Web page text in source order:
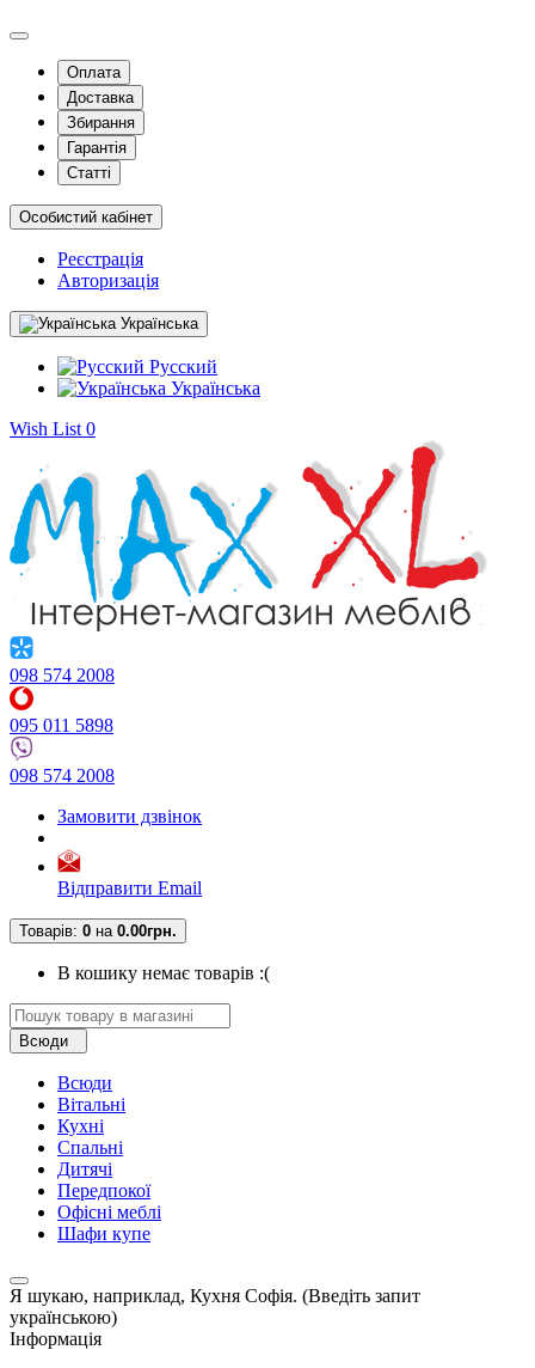
Оплата
Доставка
Збирання
Гарантія
Статті
Особистий кабінет
Реєстрація
Авторизація
Українська
Русский
Українська
Wish List 0
098 574 2008
095 011 5898
098 574 2008
Замовити дзвінок
Відправити Email
Товарів: 0 на 0.00грн.
В кошику немає товарів :(
Всюди
Всюди
Вітальні
Кухні
Спальні
Дитячі
Передпокої
Офісні меблі
Шафи купе
Я шукаю, наприклад, Кухня Софія. (Введіть запит
українською)
Інформація